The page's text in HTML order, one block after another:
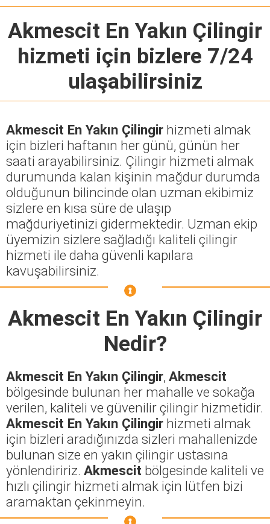
Akmescit En Yakın Çilingir
hizmeti için bizlere 7/24
ulaşabilirsiniz
Akmescit En Yakın Çilingir hizmeti almak
için bizleri haftanın her günü, günün her
saati arayabilirsiniz. Çilingir hizmeti almak
durumunda kalan kişinin mağdur durumda
olduğunun bilincinde olan uzman ekibimiz
sizlere en kısa süre de ulaşıp
mağduriyetinizi gidermektedir. Uzman ekip
üyemizin sizlere sağladığı kaliteli çilingir
hizmeti ile daha güvenli kapılara
kavuşabilirsiniz.
Akmescit En Yakın Çilingir
Nedir?
Akmescit En Yakın Çilingir, Akmescit
bölgesinde bulunan her mahalle ve sokağa
verilen, kaliteli ve güvenilir çilingir hizmetidir.
Akmescit En Yakın Çilingir hizmeti almak
için bizleri aradığınızda sizleri mahallenizde
bulunan size en yakın çilingir ustasına
yönlendiririz. Akmescit bölgesinde kaliteli ve
hızlı çilingir hizmeti almak için lütfen bizi
aramaktan çekinmeyin.